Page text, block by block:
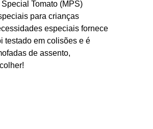
Tomato (MPS)
para crianças
especiais fornece
testado em colisões e é
de assento,